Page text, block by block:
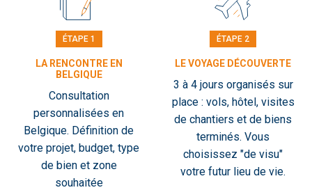
ÉTAPE 1
LA RENCONTRE EN
BELGIQUE
Consultation
personnalisées en
Belgique. Définition de
votre projet, budget, type
de bien et zone
souhaitée
ÉTAPE 2
LE VOYAGE DÉCOUVERTE
3 à 4 jours organisés sur
place : vols, hôtel, visites
de chantiers et de biens
terminés. Vous
choisissez "de visu"
votre futur lieu de vie.